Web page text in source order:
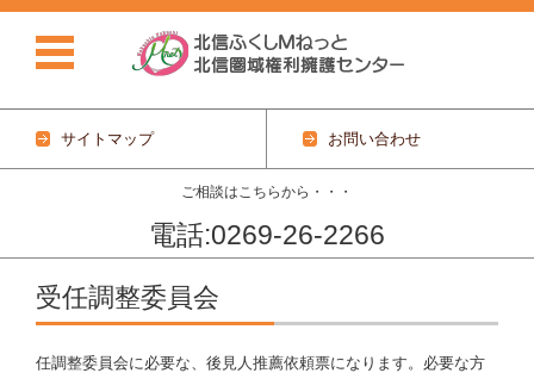
サイトマップ お問い合わせ
ご相談はこちらから・・・
電話:0269-26-2266
コンテンツに移動
受任調整委員会
任調整委員会に必要な、後見人推薦依頼票になります。必要な方